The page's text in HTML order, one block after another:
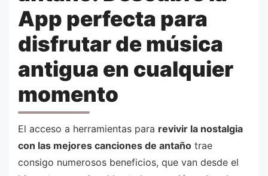
App perfecta para
disfrutar de música
antigua en cualquier
momento
El acceso a herramientas para revivir la nostalgia
con las mejores canciones de antaño trae
consigo numerosos beneficios, que van desde el